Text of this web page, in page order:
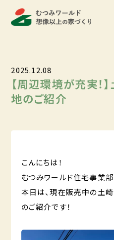
2025.12.08
【周辺環境が充実！
地のご紹介
こんにちは！
むつみワールド住宅事業部
本日は、現在販売中の土
のご紹介です！